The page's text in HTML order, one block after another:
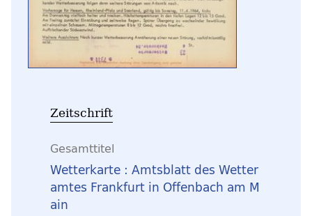
Zeitschrift
Gesamttitel
Wetterkarte : Amtsblatt des Wetter
amtes Frankfurt in Offenbach am M
ain